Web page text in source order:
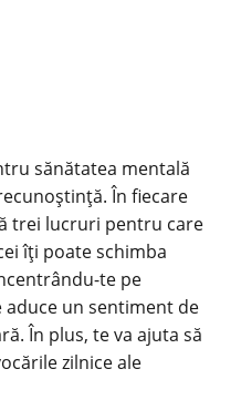
sănătatea mentală
În fiecare
trei lucruri pentru care
îți poate schimba
te pe
un sentiment de
În plus, te va ajuta să
zilnice ale